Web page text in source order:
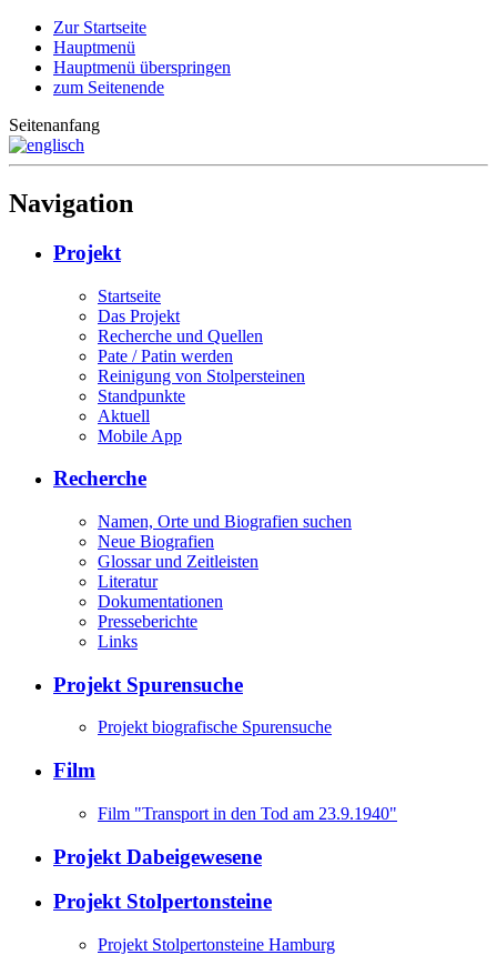
Zur Startseite
Hauptmenü
Hauptmenü überspringen
zum Seitenende
Seitenanfang
Navigation
Projekt
Startseite
Das Projekt
Recherche und Quellen
Pate / Patin werden
Reinigung von Stolpersteinen
Standpunkte
Aktuell
Mobile App
Recherche
Namen, Orte und Biografien suchen
Neue Biografien
Glossar und Zeitleisten
Literatur
Dokumentationen
Presseberichte
Links
Projekt Spurensuche
Projekt biografische Spurensuche
Film
Film "Transport in den Tod am 23.9.1940"
Projekt Dabeigewesene
Projekt Stolpertonsteine
Projekt Stolpertonsteine Hamburg